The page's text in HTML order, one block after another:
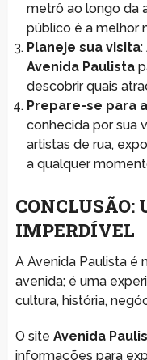
metrô ao longo da
público é a melhor
Planeje sua visita:
Avenida Paulista
descobrir quais
Prepare-se para
conhecida por sua
artistas de rua,
a qualquer
CONCLUSÃO:
IMPERDÍVEL
A Avenida Paulista é
avenida; é uma
cultura, história,
O site Avenida
informações para